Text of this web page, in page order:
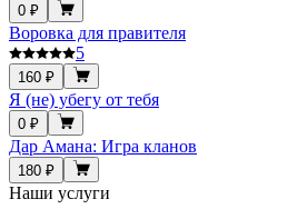
0 ₽
Воровка для правителя
5
160 ₽
Я (не) убегу от тебя
0 ₽
Дар Амана: Игра кланов
180 ₽
Наши услуги